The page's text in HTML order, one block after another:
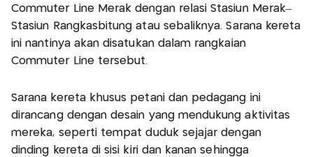
Commuter Line Merak dengan relasi Stasiun Merak–
Stasiun Rangkasbitung atau sebaliknya. Sarana kereta
ini nantinya akan disatukan dalam rangkaian
Commuter Line tersebut.
Sarana kereta khusus petani dan pedagang ini
dirancang dengan desain yang mendukung aktivitas
mereka, seperti tempat duduk sejajar dengan
dinding kereta di sisi kiri dan kanan sehingga